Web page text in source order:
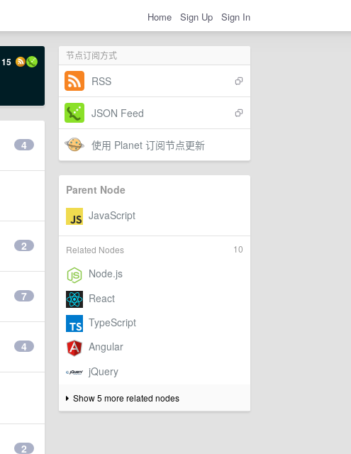
Home Sign Up Sign In
节点订阅方式
RSS
JSON Feed
使用 Planet 订阅节点更新
Parent Node
10
Related Nodes
Show 5 more related nodes
15
4
2
7
4
2